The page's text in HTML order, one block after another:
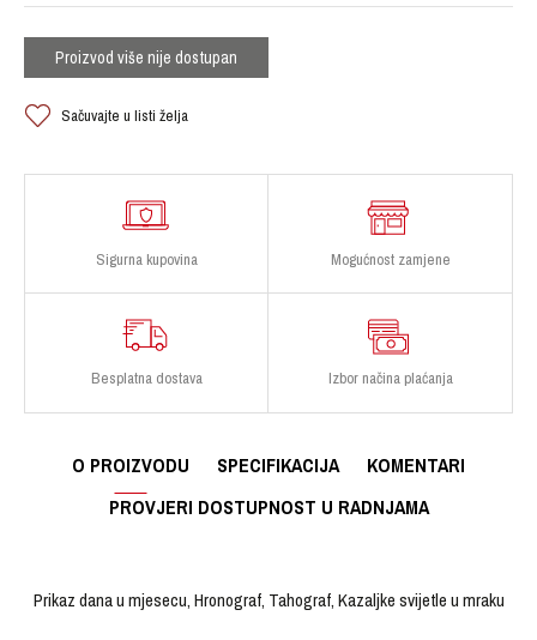
Proizvod više nije dostupan
Sačuvajte u listi želja
Sigurna kupovina Mogućnost zamjene
Besplatna dostava Izbor načina plaćanja
O PROIZVODU SPECIFIKACIJA
KOMENTARI
PROVJERI DOSTUPNOST U RADNJAMA
Prikaz dana u mjesecu, Hronograf, Tahograf, Kazaljke svijetle u mraku